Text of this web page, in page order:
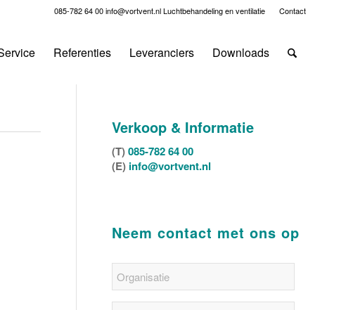
Contact
085-782 64 00info@vortvent.nlLuchtbehandeling en ventilatie
Referenties Leveranciers Downloads
Verkoop & Informatie
(T)085-782 64 00
(E) info@vortvent.nl
Neem contact met ons op